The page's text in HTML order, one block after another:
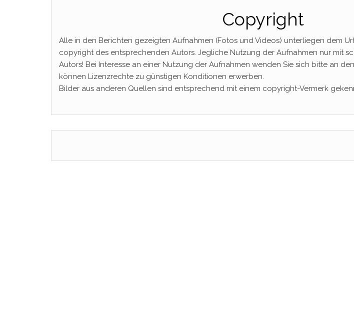
Copyright
Alle in den Berichten gezeigten Aufnahmen (Fotos und Videos) unterliegen dem
copyright des entsprechenden Autors. Jegliche Nutzung der Aufnahmen nur mit
Autors! Bei Interesse an einer Nutzung der Aufnahmen wenden Sie sich bitte an
können Lizenzrechte zu günstigen Konditionen erwerben.
Bilder aus anderen Quellen sind entsprechend mit einem copyright-Vermerk